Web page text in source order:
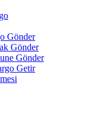
Gönder
Gönder
Gönder
Getir